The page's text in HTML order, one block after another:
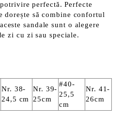
perfectă. Perfecte
dorește să combine confortul
sandale sunt o alegere
zi cu zi sau speciale.
Nr. 38-
24,5 cm
Nr. 39-
25cm
#40-
25,5
cm
Nr. 41-
26cm